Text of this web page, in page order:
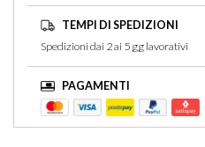
TEMPI DI SPEDIZIONI
Spedizioni dai 2 ai 5 gg lavorativi
PAGAMENTI